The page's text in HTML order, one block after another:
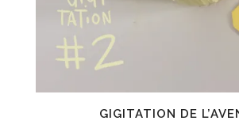
GIGITATION DE